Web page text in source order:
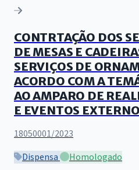
CONTRTAÇÃO DOS
DE MESAS E
SERVIÇOS DE
ACORDO COM A
AO AMPARO DE
E EVENTOS
18050001/2023
Dispensa
Homologado